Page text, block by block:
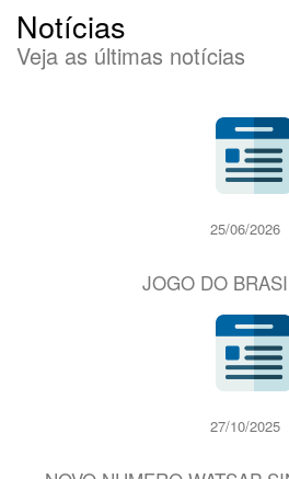
Notícias
Veja as últimas notícias
25/06/2026
JOGO DO
27/10/2025